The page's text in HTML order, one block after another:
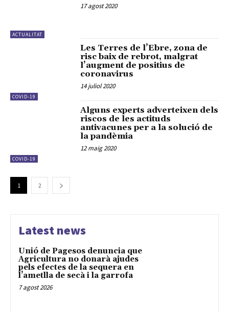
ACTUALITAT
17 agost 2020
COVID-19
Les Terres de l’Ebre, zona de
risc baix de rebrot, malgrat
l’augment de positius de
coronavirus
14 juliol 2020
COVID-19
Alguns experts adverteixen dels
riscos de les actituds
antivacunes per a la solució de
la pandèmia
12 maig 2020
1 2
Latest news
Unió de Pagesos denuncia que
Agricultura no donarà ajudes
pels efectes de la sequera en
l’ametlla de secà i la garrofa
7 agost 2026